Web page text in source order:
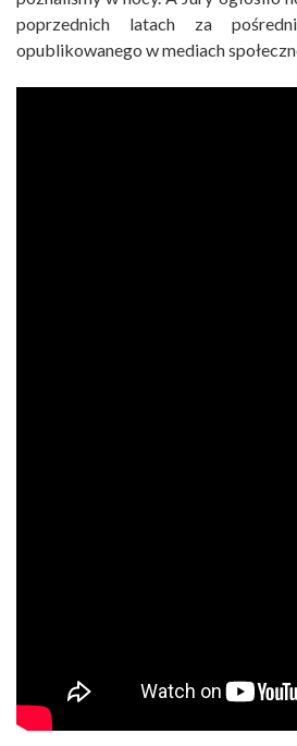
poprzednich latach za
opublikowanego w mediach